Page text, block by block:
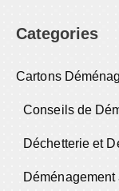
Categories
Cartons
Conseils de
Déchetterie et
Déménagement